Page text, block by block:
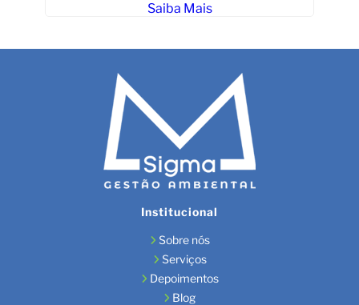
Saiba Mais
Institucional
Sobre nós
Serviços
Depoimentos
Blog